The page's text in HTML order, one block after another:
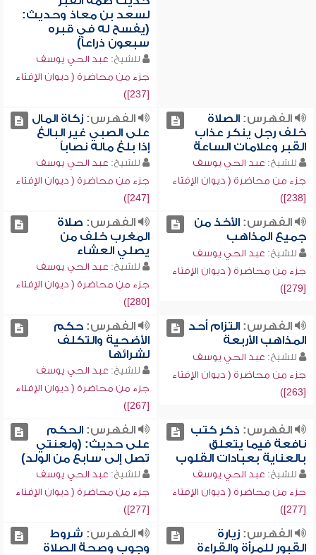
لسعد بن معاذ وحديث:
(يفسح له في قبره
سبعون ذراعاً)
للشيخ: عبد الحي يوسف
جزء من محاضرة ( ديوان الإفتاء
[237])
الفهرس:الصلاة
خلف رجل ينكر عذاب
القبر وعلامات الساعة
للشيخ: عبد الحي يوسف
جزء من محاضرة ( ديوان الإفتاء
[238])
الفهرس:زكاة المال
على الصبي غير البالغ
إذا بلغ ماله نصاباً
للشيخ: عبد الحي يوسف
جزء من محاضرة ( ديوان الإفتاء
[247])
الفهرس:الأخذ من
جميع المذاهب
للشيخ: عبد الحي يوسف
جزء من محاضرة ( ديوان الإفتاء
[279])
الفهرس: صلاة
المغرب خلف من
يصلي العشاء
للشيخ: عبد الحي يوسف
جزء من محاضرة ( ديوان الإفتاء
[280])
الفهرس:التزام أحد
المذاهب الأربعة
للشيخ: عبد الحي يوسف
جزء من محاضرة ( ديوان الإفتاء
[263])
الفهرس:حكم
الأضحية والتكلف
لشرائها
للشيخ: عبد الحي يوسف
جزء من محاضرة ( ديوان الإفتاء
[267])
الفهرس: ذكر كتب
نافعة فيما يتعلق
بالعناية بعبادات القلوب
للشيخ: عبد الحي يوسف
جزء من محاضرة ( ديوان الإفتاء
[277])
الفهرس:الحكم
على حديث: (ولعنتي
تصل إلى سابع من الولد)
للشيخ: عبد الحي يوسف
جزء من محاضرة ( ديوان الإفتاء
[277])
الفهرس:زيارة
القبور للمرأة والقراءة
الفهرس: شروط
وجوب وصحة الصلاة